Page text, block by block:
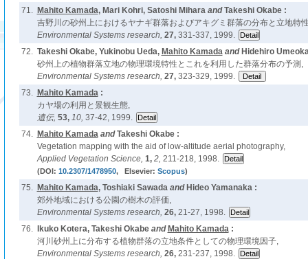
71. Mahito Kamada, Mari Kohri, Satoshi MiharaandTakeshi Okabe :
吉野川の砂州上におけるヤナギ群落およびアキグミ群落の分布と立地特
Environmental Systems research, 27, 331-337, 1999.
72. Takeshi Okabe, Yukinobu Ueda, Mahito Kamadaand Hidehiro
砂州上の植物群落立地の物理環境特性とこれを利用した群落分布の予測,
Environmental Systems research, 27, 323-329, 1999.
73.
Mahito Kamada:
カヤ場の利用と景観生態,
遺伝, 53, 10, 37-42, 1999.
74.
Mahito KamadaandTakeshi Okabe :
Vegetation mapping with the aid of low-altitude aerial photography,
Applied Vegetation Science, 1, 2, 211-218, 1998.
(DOI: 10.2307/1478950, Elsevier: Scopus)
75. Mahito Kamada, Toshiaki Sawadaand Hideo Yamanaka :
郊外地域における公園の樹木の評価,
Environmental Systems research, 26, 21-27, 1998.
76.
Ikuko Kotera, Takeshi Okabeand Mahito Kamada:
河川砂州上に分布する植物群落の立地条件としての物理環境因子,
Environmental Systems research, 26, 231-237, 1998.